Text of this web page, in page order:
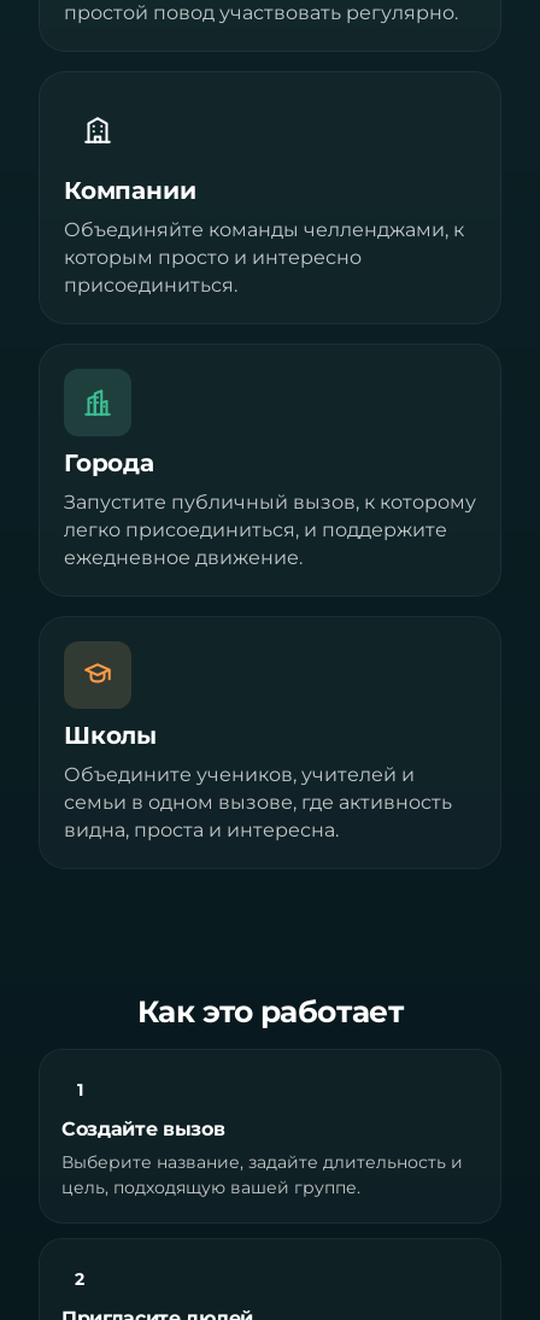
простой повод участвовать регулярно.
Компании
Объединяйте команды челленджами, к
которым просто и интересно
присоединиться.
Города
Запустите публичный вызов, к которому
легко присоединиться, и поддержите
ежедневное движение.
Школы
Объедините учеников, учителей и
семьи в одном вызове, где активность
видна, проста и интересна.
Как это работает
1
Создайте вызов
Выберите название, задайте длительность и
цель, подходящую вашей группе.
2